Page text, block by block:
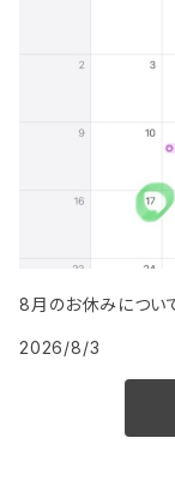
8月のお休みについ
2026/8/3